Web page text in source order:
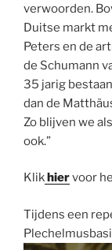
verwoorden.
Duitse markt
Peters en de
de Schumann
35 jarig
dan de
Zo blijven we
ook.”
Klikhiervoor
Tijdens een